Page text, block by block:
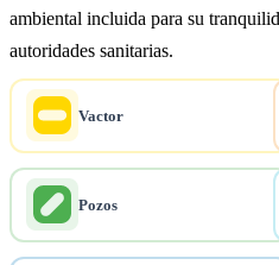
ambiental incluida para su
autoridades sanitarias.
Vactor
Pozos